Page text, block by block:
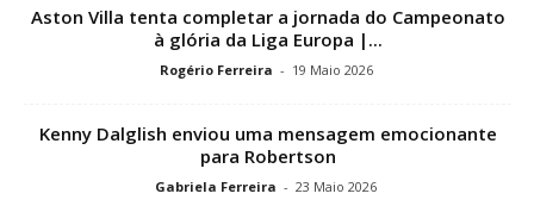
Aston Villa tenta completar a jornada do Campeonato
à glória da Liga Europa |...
Rogério Ferreira - 19 Maio 2026
Kenny Dalglish enviou uma mensagem emocionante
para Robertson
Gabriela Ferreira - 23 Maio 2026